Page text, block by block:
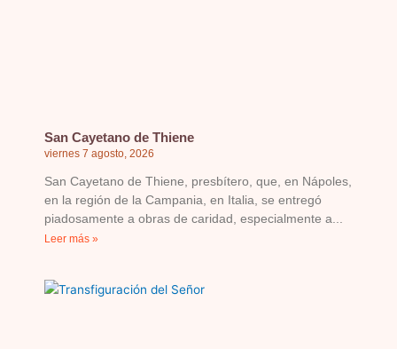
San Cayetano de Thiene
viernes 7 agosto, 2026
San Cayetano de Thiene, presbítero, que, en Nápoles,
en la región de la Campania, en Italia, se entregó
piadosamente a obras de caridad, especialmente a
Leer más »